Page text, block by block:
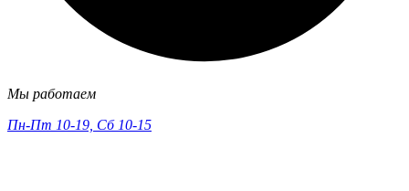
Мы работаем
Пн-Пт 10-19, Сб 10-15